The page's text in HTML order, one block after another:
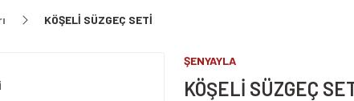
KÖŞELİ SÜZGEÇ SETİ
ŞENYAYLA
KÖŞELİ SÜZGEÇ